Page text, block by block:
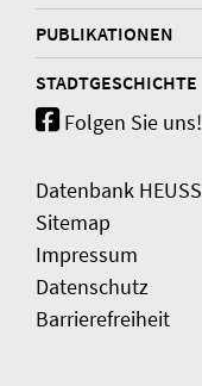
PUBLIKATIONEN
STADTGESCHICHTE
Folgen Sie uns!
Datenbank HEUSS
Sitemap
Impressum
Datenschutz
Barrierefreiheit